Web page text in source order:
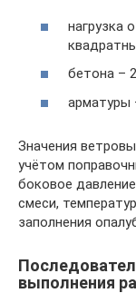
нагрузка
бетона –
арматуры
Значения
учётом
боковое
смеси,
заполнения
выполнения